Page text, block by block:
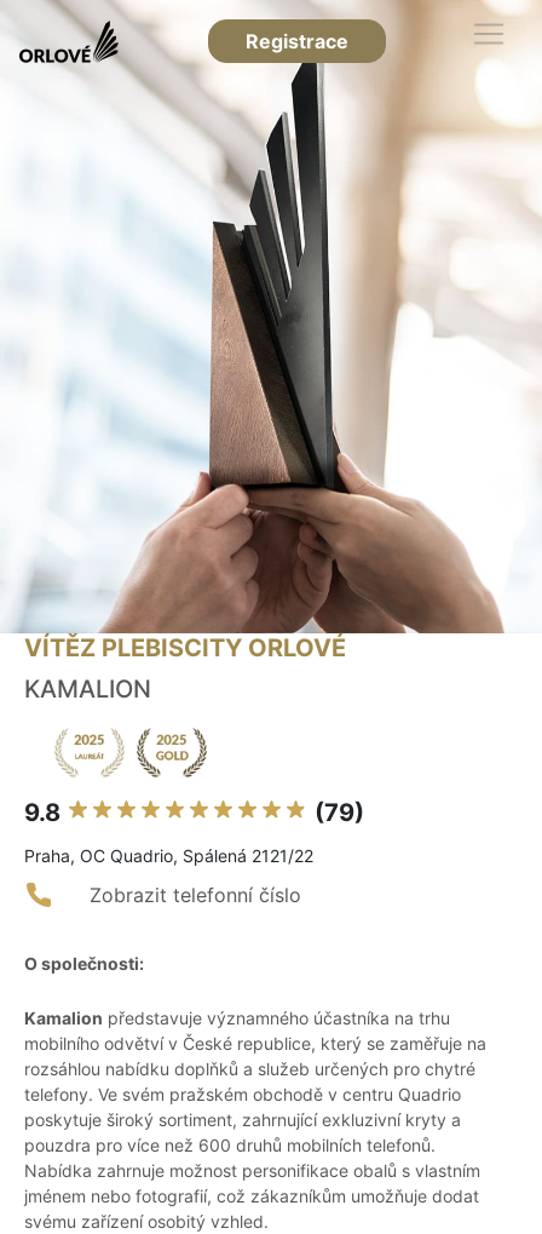
Registrace
VÍTĚZ PLEBISCITY ORLOVÉ
KAMALION
9.8 (79)
Praha, OC Quadrio, Spálená 2121/22
Zobrazit telefonní číslo
O společnosti:
Kamalion představuje významného účastníka na trhu
mobilního odvětví v České republice, který se zaměřuje na
rozsáhlou nabídku doplňků a služeb určených pro chytré
telefony. Ve svém pražském obchodě v centru Quadrio
poskytuje široký sortiment, zahrnující exkluzivní kryty a
pouzdra pro více než 600 druhů mobilních telefonů.
Nabídka zahrnuje možnost personifikace obalů s vlastním
jménem nebo fotografií, což zákazníkům umožňuje dodat
svému zařízení osobitý vzhled.